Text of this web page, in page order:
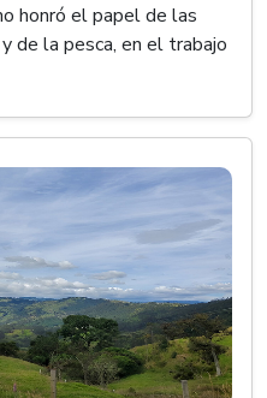
honró el papel de las
de la pesca, en el trabajo